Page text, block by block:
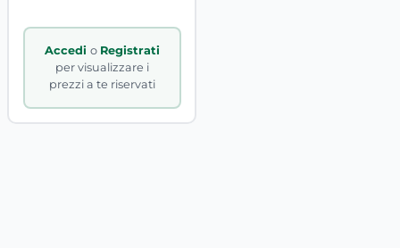
Accedi o Registrati
per visualizzare i
prezzi a te riservati